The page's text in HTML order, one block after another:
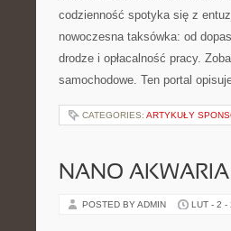
codzienność spotyka się z
nowoczesna taksówka: od
drodze i opłacalność pracy.
samochodowe. Ten portal
CATEGORIES: ARTYKUŁY
NANO AKWARIA
POSTED BY ADMIN LUT - 2 -